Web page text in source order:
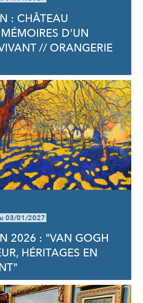
: CHÂTEAU
D'UN
// ORANGERIE
03/01/2027
2026 : "VAN GOGH
HÉRITAGES EN